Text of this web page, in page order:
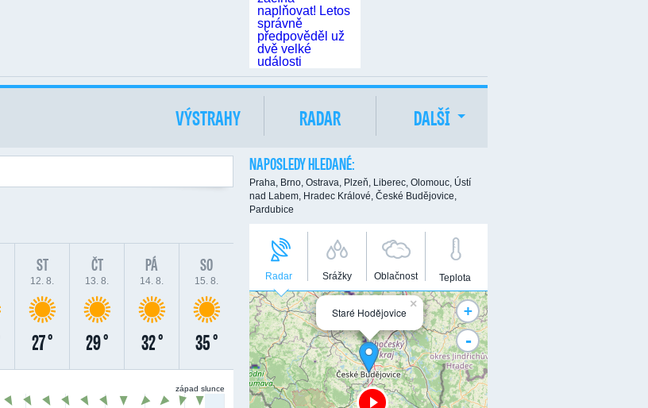
VÝSTRAHY RADAR DALŠÍ
ST
12. 8.
27 °
ČT
13. 8.
29 °
PÁ
14. 8.
32 °
SO
15. 8.
35 °
západ slunce
NAPOSLEDY HLEDANÉ:
Praha, Brno, Ostrava, Plzeň, Liberec, Olomouc, Ústí
nad Labem, Hradec Králové, České Budějovice,
Pardubice
Radar Srážky Oblačnost Teplota
×
Staré Hodějovice +
-